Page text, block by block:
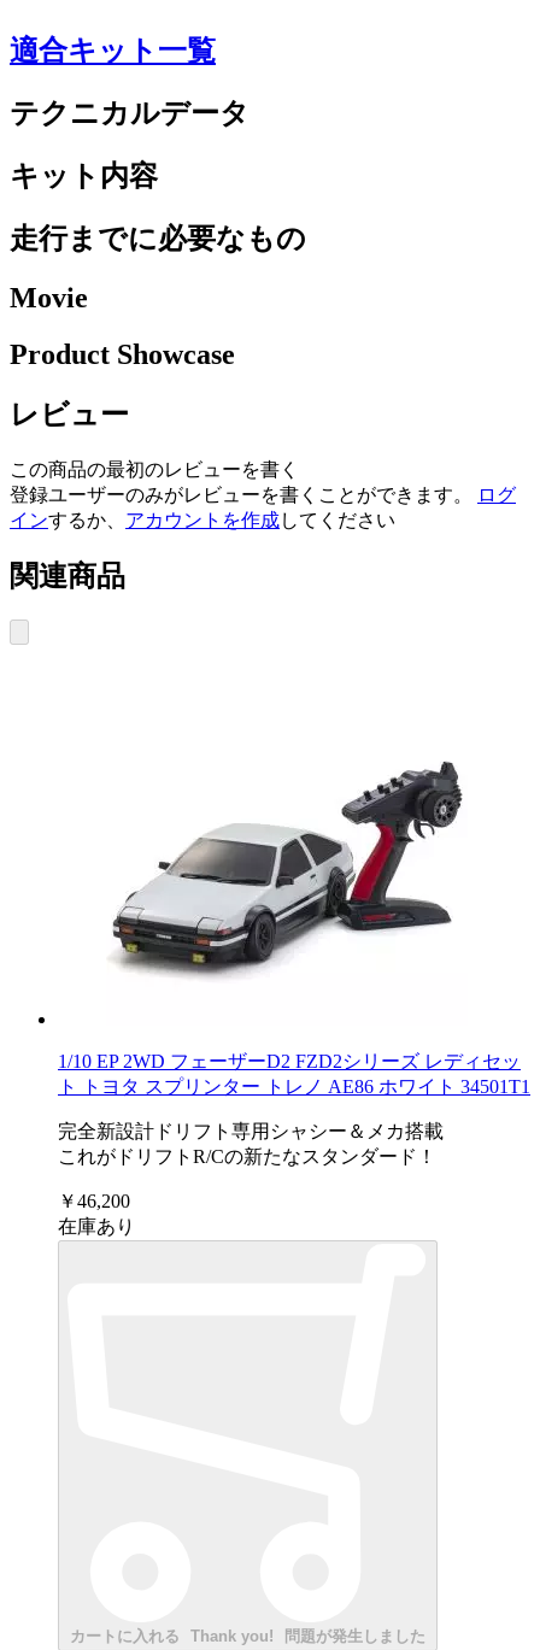
適合キット一覧
テクニカルデータ
キット内容
走行までに必要なもの
Movie
Product Showcase
レビュー
この商品の最初のレビューを書く
登録ユーザーのみがレビューを書くことができます。
ログ
インするか、 アカウントを作成してください
関連商品
1/10 EP 2WD フェーザーD2 FZD2シリーズ レディセッ
ト トヨタ スプリンター トレノ AE86 ホワイト 34501T1
完全新設計ドリフト専用シャシー＆メカ搭載
これがドリフトR/Cの新たなスタンダード！
￥46,200
在庫あり
カートに入れる Thank you! 問題が発生しました